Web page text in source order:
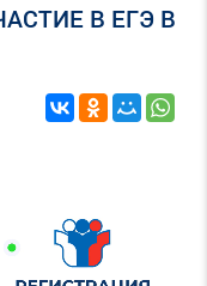
В ЕГЭ В